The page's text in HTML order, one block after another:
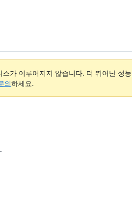
가 이루어지지 않습니다. 더 뛰어난 성
의하세요.